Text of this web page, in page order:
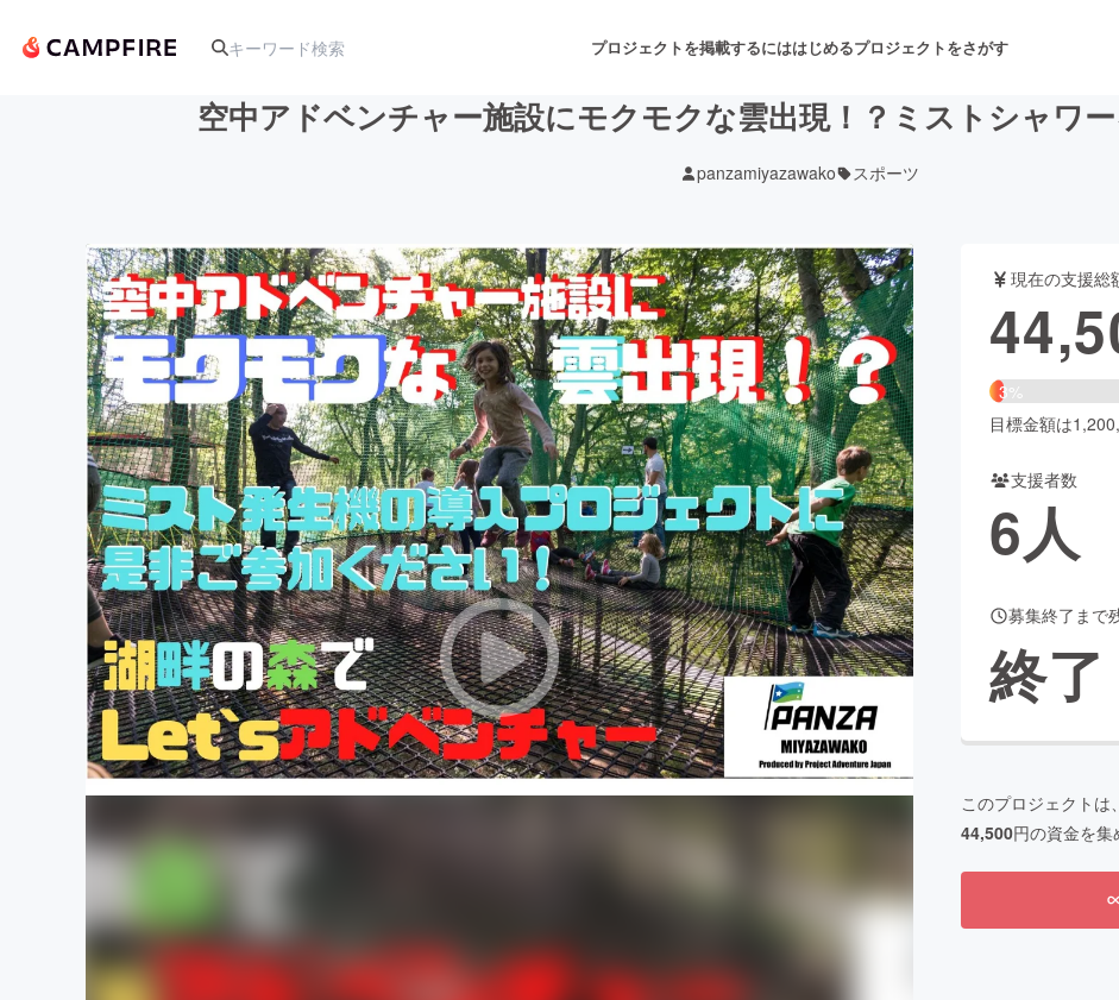
プロジェクトを掲載するにははじめるプロジェクトをさがす
アート・写真 音楽 舞台・パフォーマンス
テクノロジー・ガジェット ゲーム・サービス開発 フード・飲食店
映像・映画 書籍・雑誌出版 アニメ・漫画
ビジネス・起業 チャレンジ ビューティー・ヘルスケア
まちづくり・地域活性化
CAMPFIRE for Social GoodCAMPFIRE Creation
CAMPFIREふるさと納税machi-yaコミュニティ
空中アドベンチャー施設にモクモクな雲出現！？ミストシャワ
panzamiyazawako スポーツ
現在の支援総
3%
目標金額は
支援者数
6人
募集終了まで
終了
このプロジェクトは、
44,500円の資金を集